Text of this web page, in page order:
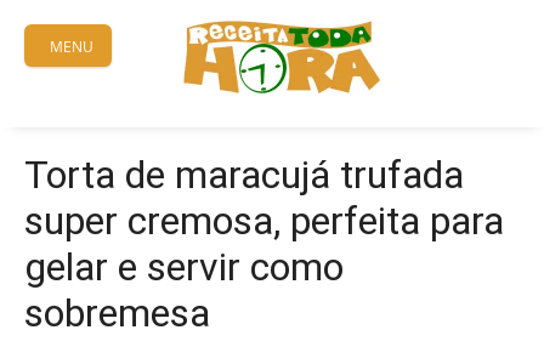
content
MENU
Torta de maracujá trufada
super cremosa, perfeita para
gelar e servir como
sobremesa